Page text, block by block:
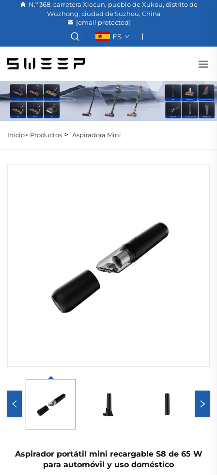
N.º 368, carretera Xiecun, pueblo de Xukou, distrito de
Wuzhong, ciudad de Suzhou, China
[email protected]
ES
Inicio> Productos > Aspiradora Mini
Aspirador portátil mini recargable S8 de 65 W
para automóvil y uso doméstico